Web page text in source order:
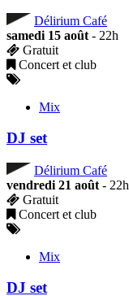
Délirium Café
samedi 15 août - 22h
Gratuit
Concert et club
Mix
DJ set
Délirium Café
vendredi 21 août - 22h
Gratuit
Concert et club
Mix
DJ set